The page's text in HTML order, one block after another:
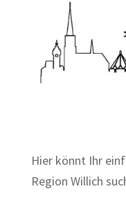
Hier könnt Ihr
Region Willich